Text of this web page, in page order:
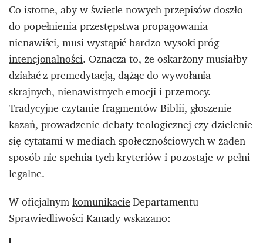
Co istotne, aby w świetle nowych przepisów doszło
do popełnienia przestępstwa propagowania
nienawiści, musi wystąpić bardzo wysoki próg
intencjonalności. Oznacza to, że oskarżony musiałby
działać z premedytacją, dążąc do wywołania
skrajnych, nienawistnych emocji i przemocy.
Tradycyjne czytanie fragmentów Biblii, głoszenie
kazań, prowadzenie debaty teologicznej czy dzielenie
się cytatami w mediach społecznościowych w żaden
sposób nie spełnia tych kryteriów i pozostaje w pełni
legalne.
W oficjalnymkomunikacieDepartamentu
Sprawiedliwości Kanady wskazano: